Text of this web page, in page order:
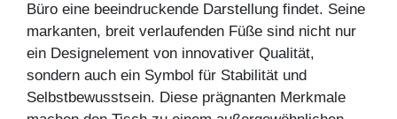
Büro eine beeindruckende Darstellung findet. Seine
markanten, breit verlaufenden Füße sind nicht nur
ein Designelement von innovativer Qualität,
sondern auch ein Symbol für Stabilität und
Selbstbewusstsein. Diese prägnanten Merkmale